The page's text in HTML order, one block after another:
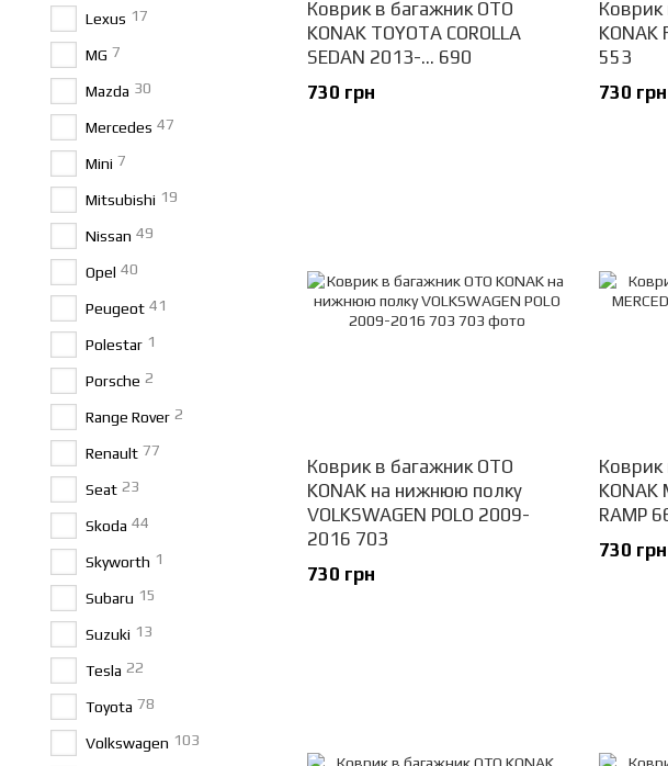
Коврик в багажник OTO
KONAK TOYOTA COROLLA
SEDAN 2013-... 690
730 грн
Коврик
KONAK
553
730 грн
Коврик в багажник OTO
KONAK на нижнюю полку
VOLKSWAGEN POLO 2009-
2016 703
730 грн
Коврик
KONAK
RAMP
730 грн
Lexus 17
MG 7
Mazda 30
Mercedes 47
Mini 7
Mitsubishi 19
Nissan 49
Opel 40
Peugeot 41
Polestar 1
Porsche 2
Range Rover 2
Renault 77
Seat 23
Skoda 44
Skyworth 1
Subaru 15
Suzuki 13
Tesla 22
Toyota 78
Volkswagen 103